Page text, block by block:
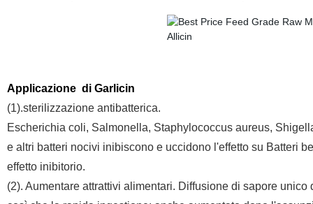
Applicazione di Garlicin
(1).sterilizzazione antibatterica.
Escherichia coli, Salmonella, Staphylococcus aureus,
e altri batteri nocivi inibiscono e uccidono l'effetto su Batteri
effetto inibitorio.
(2). Aumentare attrattivi alimentari. Diffusione di sapore